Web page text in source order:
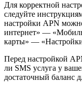
Для корректной
следуйте
настройки APN
интернет» —
карты» —
Перед настройкой
ли SMS услуга у
достаточный баланс